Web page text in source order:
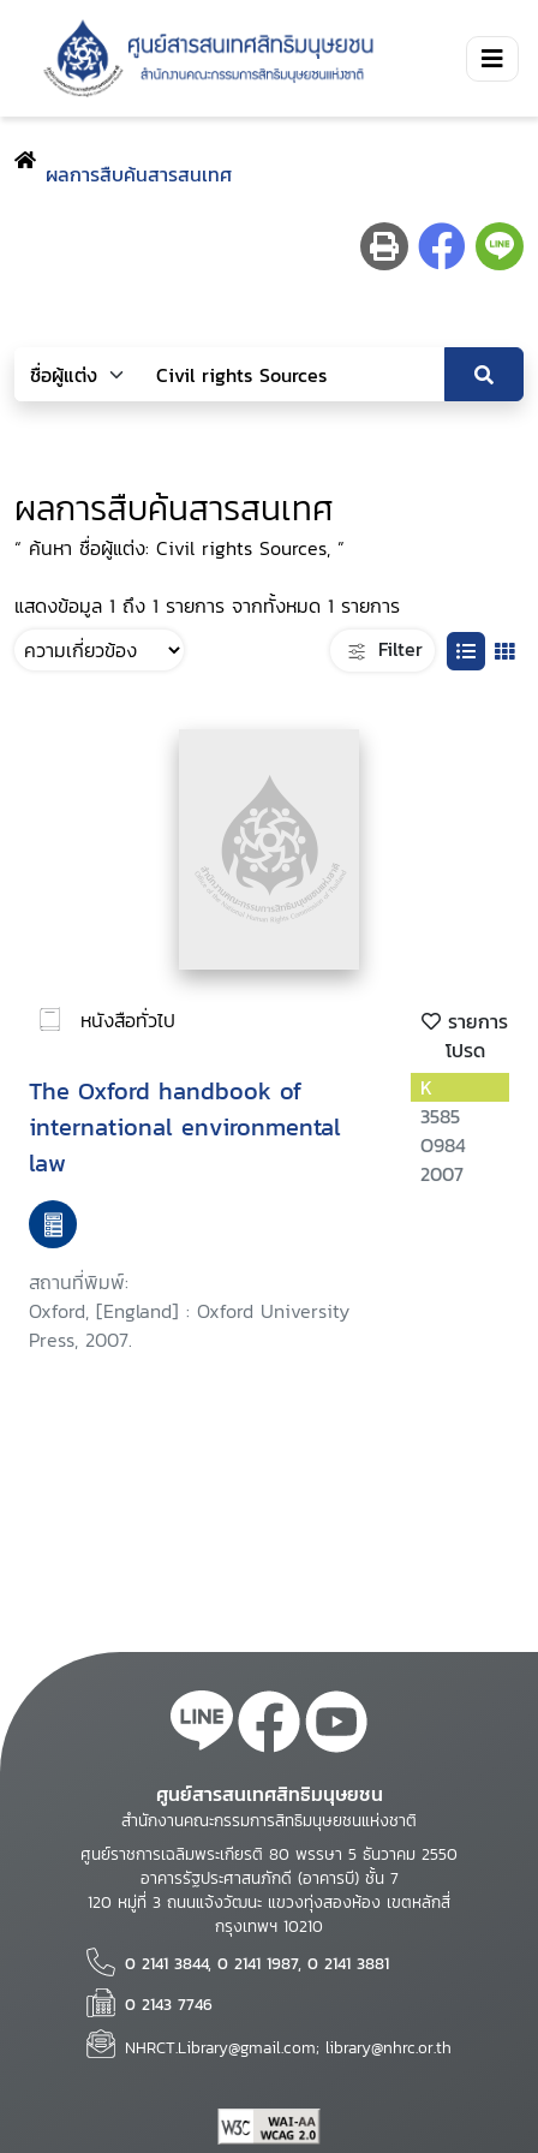
ผลการสืบค้นสารสนเทศ
ผลการสืบค้นสารสนเทศ
“ ค้นหา ชื่อผู้แต่ง: Civil rights Sources, ”
แสดงข้อมูล 1 ถึง 1 รายการ จากทั้งหมด 1 รายการ
Filter
หนังสือทั่วไป
รายการ
โปรด
The Oxford handbook of
international environmental
law
สถานที่พิมพ์:
Oxford, [England] : Oxford University
Press, 2007.
K
3585
O984
2007
ศูนย์สารสนเทศสิทธิมนุษยชน
สำนักงานคณะกรรมการสิทธิมนุษยชนแห่งชาติ
ศูนย์ราชการเฉลิมพระเกียรติ 80 พรรษา 5 ธันวาคม 2550
อาคารรัฐประศาสนภักดี (อาคารบี) ชั้น 7
120 หมู่ที่ 3 ถนนแจ้งวัฒนะ แขวงทุ่งสองห้อง เขตหลักสี่
กรุงเทพฯ 10210
0 2141 3844, 0 2141 1987, 0 2141 3881
0 2143 7746
NHRCT.Library@gmail.com; library@nhrc.or.th